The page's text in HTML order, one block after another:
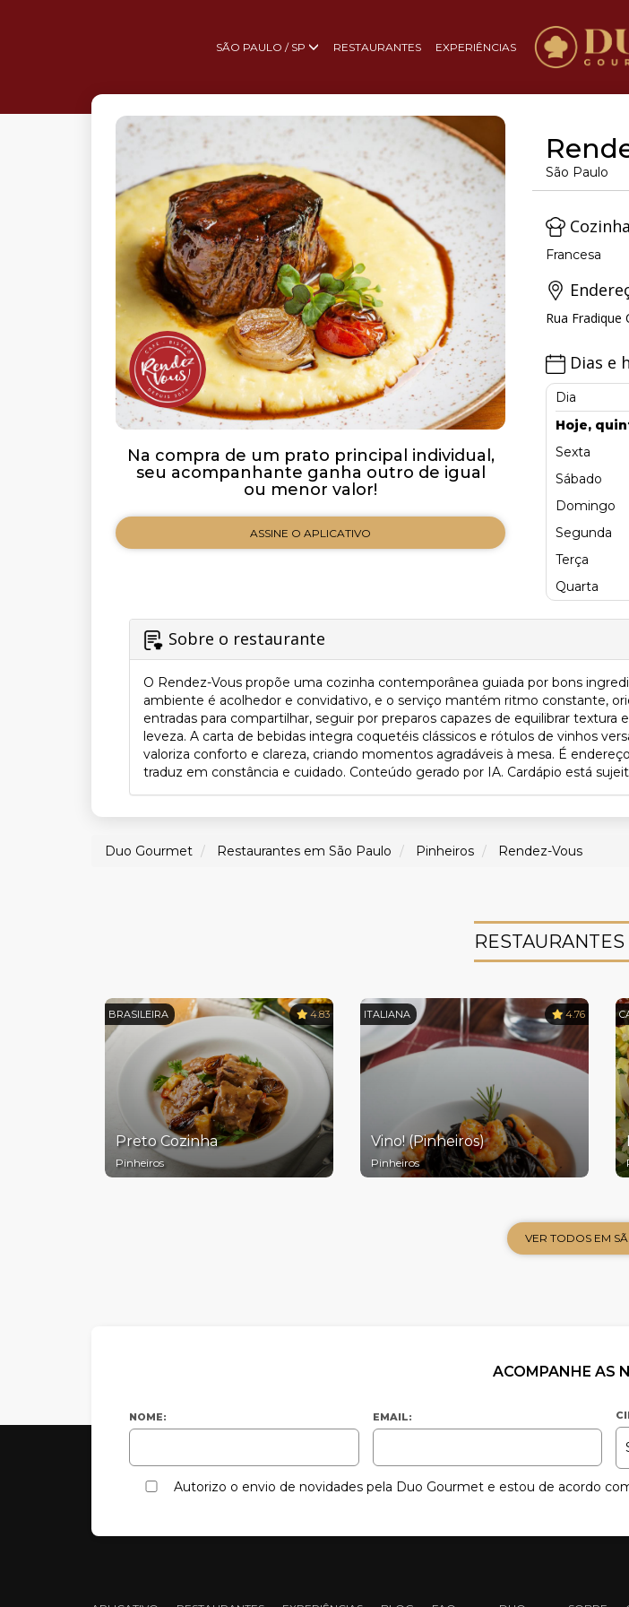
SÃO PAULO / SP RESTAURANTES EXPERIÊNCIAS
Na compra de um prato principal individual,
seu acompanhante ganha outro de igual
ou menor valor!
ASSINE O APLICATIVO
São Paulo
Francesa
Rua Fradique
Dias e
Dia
Hoje,
Sexta
Sábado
Domingo
Segunda
Terça
Quarta
Sobre o restaurante
O Rendez-Vous propõe uma cozinha contemporânea guiada por bons
ambiente é acolhedor e convidativo, e o serviço mantém ritmo constante,
entradas para compartilhar, seguir por preparos capazes de equilibrar
leveza. A carta de bebidas integra coquetéis clássicos e rótulos de vinhos
valoriza conforto e clareza, criando momentos agradáveis à mesa. É
traduz em constância e cuidado. Conteúdo gerado por IA. Cardápio está
Duo Gourmet Restaurantes em São Paulo Pinheiros Rendez-Vous
BRASILEIRA 4.83
Preto Cozinha
Pinheiros
ITALIANA 4.76
Vino! (Pinheiros)
Pinheiros
VER TODOS EM
ACOMPANHE AS
NOME: EMAIL:
Autorizo o envio de novidades pela Duo Gourmet e estou de acordo